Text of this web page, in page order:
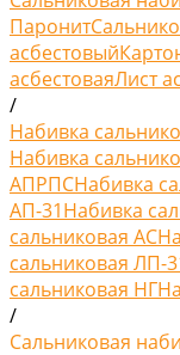
Паронит
асбестовый
асбестоваяЛист
/
Набивка
Набивка
АПРПСНабивка
АП-31Набивка
сальниковая АС
сальниковая ЛП-
сальниковая НГ
/
Сальниковая